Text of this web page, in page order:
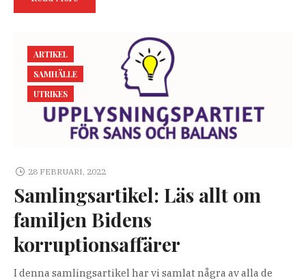
ARTIKEL
SAMHÄLLE
UTRIKES
28 FEBRUARI, 2022
Samlingsartikel: Läs allt om
familjen Bidens
korruptionsaffärer
I denna samlingsartikel har vi samlat några av alla de